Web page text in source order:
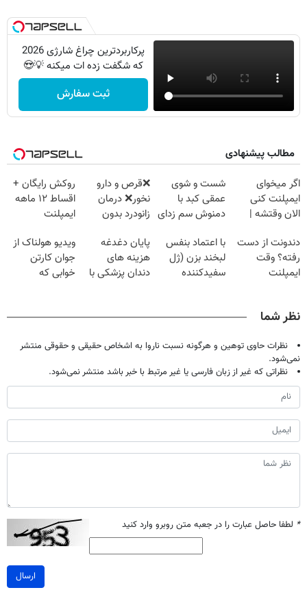
پرکاربردترین چراغ شارژی 2026
که شگفت زده ات میکنه 💡😍
ثبت سفارش
مطالب پیشنهادی
اگر میخوای
ایمپلنت کنی
الان وقتشه |
میلیون تومان!!!
شست و شوی
عمقی کبد با
دمنوش سم زدای
❌قرص‌ و دارو
نخور❌ درمان
زانودرد بدون
روکش رایگان +
اقساط ۱۲ ماهه
ایمپلنت
دندونت از دست
رفته؟ وقت
ایمپلنت
با اعتماد بنفس
لبخند بزن (ژل
سفیدکننده
پایان دغدغه
هزینه های
دندان پزشکی با
ویدیو هولناک از
جوان کارتن
خوابی که
نظر شما
نظرات حاوی توهین و هرگونه نسبت ناروا به اشخاص حقیقی و حقوقی منتشر
نمی‌شود.
نظراتی که غیر از زبان فارسی یا غیر مرتبط با خبر باشد منتشر نمی‌شود.
* لطفا حاصل عبارت را در جعبه متن روبرو وارد کنید
ارسال